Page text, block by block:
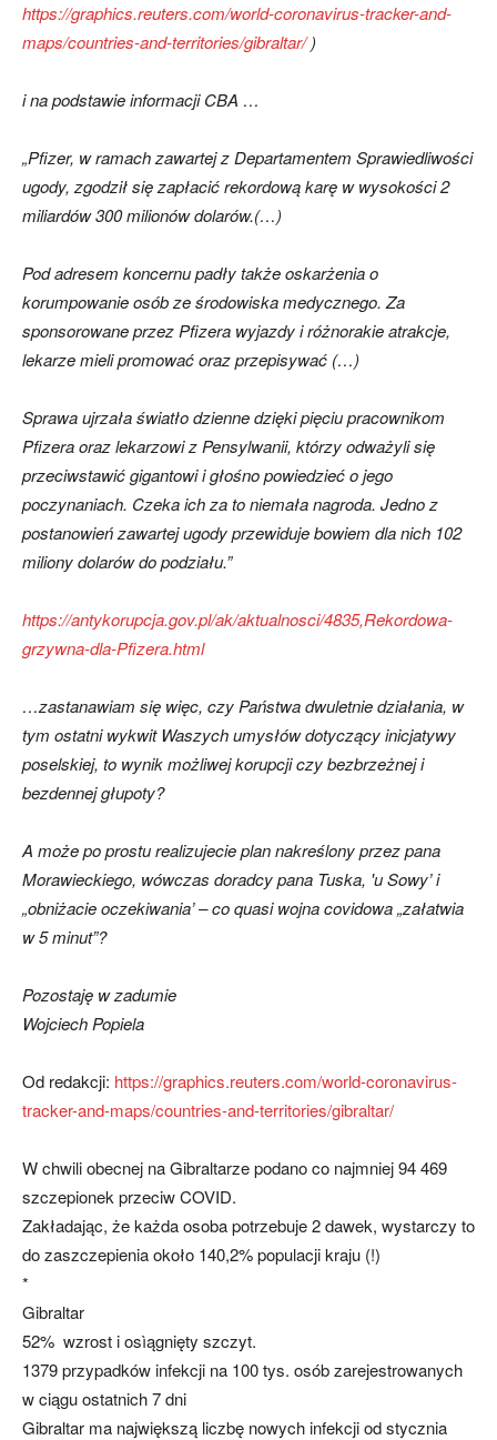
https://graphics.reuters.com/world-coronavirus-tracker-and-
maps/countries-and-territories/gibraltar/)
i na podstawie informacji CBA …
„Pfizer, w ramach zawartej z Departamentem Sprawiedliwości
ugody, zgodził się zapłacić rekordową karę w wysokości 2
miliardów 300 milionów dolarów.(…)
Pod adresem koncernu padły także oskarżenia o
korumpowanie osób ze środowiska medycznego. Za
sponsorowane przez Pfizera wyjazdy i różnorakie atrakcje,
lekarze mieli promować oraz przepisywać (…)
Sprawa ujrzała światło dzienne dzięki pięciu pracownikom
Pfizera oraz lekarzowi z Pensylwanii, którzy odważyli się
przeciwstawić gigantowi i głośno powiedzieć o jego
poczynaniach. Czeka ich za to niemała nagroda. Jedno z
postanowień zawartej ugody przewiduje bowiem dla nich 102
miliony dolarów do podziału.”
https://antykorupcja.gov.pl/ak/aktualnosci/4835,Rekordowa-
grzywna-dla-Pfizera.html
…zastanawiam się więc, czy Państwa dwuletnie działania, w
tym ostatni wykwit Waszych umysłów dotyczący inicjatywy
poselskiej, to wynik możliwej korupcji czy bezbrzeżnej i
bezdennej głupoty?
A może po prostu realizujecie plan nakreślony przez pana
Morawieckiego, wówczas doradcy pana Tuska, 'u Sowy’ i
„obniżacie oczekiwania’ – co quasi wojna covidowa „załatwia
w 5 minut”?
Pozostaję w zadumie
Wojciech Popiela
Od redakcji: https://graphics.reuters.com/world-coronavirus-
tracker-and-maps/countries-and-territories/gibraltar/
W chwili obecnej na Gibraltarze podano co najmniej 94 469
szczepionek przeciw COVID.
Zakładając, że każda osoba potrzebuje 2 dawek, wystarczy to
do zaszczepienia około 140,2% populacji kraju (!)
*
Gibraltar
52% wzrost i osìągnięty szczyt.
1379 przypadków infekcji na 100 tys. osób zarejestrowanych
w ciągu ostatnich 7 dni
Gibraltar ma największą liczbę nowych infekcji od stycznia